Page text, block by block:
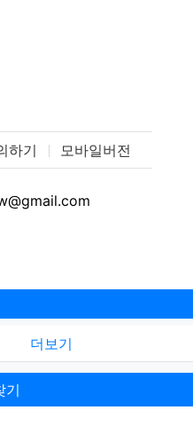
하기 모바일버전
더보기
기